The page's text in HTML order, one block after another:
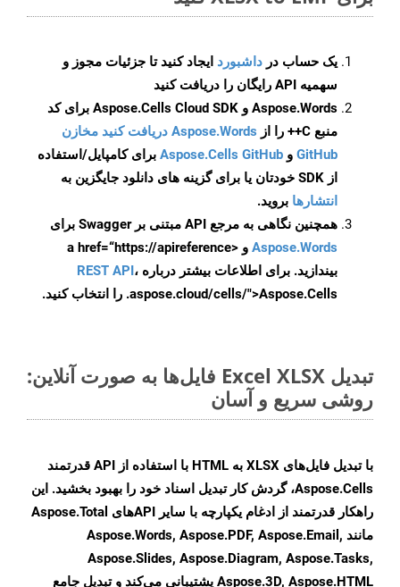
یک حساب در داشبورد ایجاد کنید تا جزئیات مجوز و
سهمیه API رایگان را دریافت کنید
Aspose.Words و Aspose.Cells Cloud SDK برای کد
منبع C++ را از
Aspose.Words دریافت کنید مخازن
GitHub و Aspose.Cells GitHub برای کامپایل/استفاده
از SDK خودتان یا برای گزینه های دانلود جایگزین به
انتشارها بروید.
همچنین نگاهی به مرجع API مبتنی بر Swagger برای
Aspose.Words
و <a href=“https://apireference
بیندازید. برای اطلاعات بیشتر درباره REST API،
.aspose.cloud/cells/">Aspose.Cells را انتخاب کنید.
تبدیل Excel XLSX فایل‌ها به صورت آنلاین:
روشی سریع و آسان
با تبدیل فایل‌های XLSX به HTML با استفاده از API قدرتمند
Aspose.Cells، گردش کار تبدیل اسناد خود را بهبود بخشید. این
راهکار قدرتمند از ادغام یکپارچه با سایر APIهای Aspose.Total
مانند Aspose.Words, Aspose.PDF, Aspose.Email,
Aspose.Slides, Aspose.Diagram, Aspose.Tasks,
Aspose.3D, Aspose.HTML پشتیبانی می‌کند و تبدیل جامع